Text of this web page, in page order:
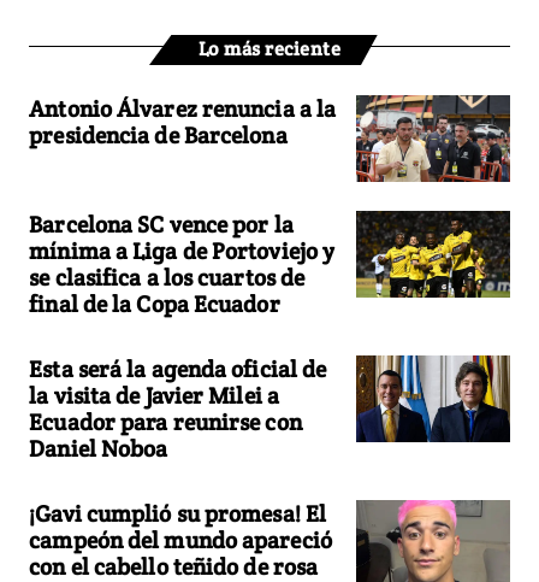
Lo más reciente
Antonio Álvarez renuncia a la
presidencia de Barcelona
Barcelona SC vence por la
mínima a Liga de Portoviejo y
se clasifica a los cuartos de
final de la Copa Ecuador
Esta será la agenda oficial de
la visita de Javier Milei a
Ecuador para reunirse con
Daniel Noboa
¡Gavi cumplió su promesa! El
campeón del mundo apareció
con el cabello teñido de rosa